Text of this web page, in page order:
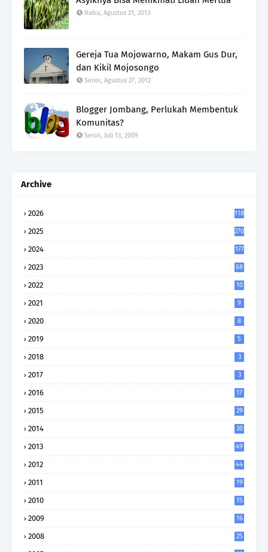
Rabu, Agustus 21, 2013
Gereja Tua Mojowarno, Makam Gus Dur,
dan Kikil Mojosongo
Senin, Agustus 27, 2012
Blogger Jombang, Perlukah Membentuk
Komunitas?
Senin, Juli 13, 2009
Archive
2026 118
2025 270
2024 177
2023 68
2022 10
2021 9
2020 8
2019 5
2018 3
2017 3
2016 17
2015 29
2014 30
2013 49
2012 44
2011 19
2010 15
2009 16
2008 25